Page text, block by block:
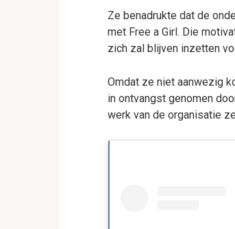
Ze benadrukte dat de
met Free a Girl. Die
zich zal blijven inzetten
Omdat ze niet aanwezig
in ontvangst genomen
werk van de organisatie